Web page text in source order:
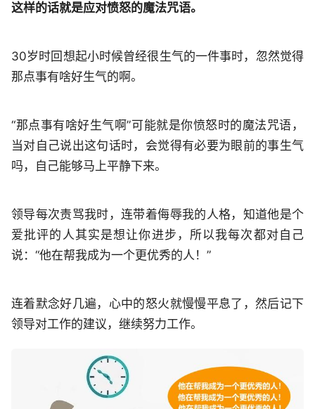
这样的话就是应对愤怒的魔法咒语。
30岁时回想起小时候曾经很生气的一件事时，忽然觉得
那点事有啥好生气的啊。
“那点事有啥好生气啊”可能就是你愤怒时的魔法咒语，
当对自己说出这句话时，会觉得有必要为眼前的事生气
吗，自己能够马上平静下来。
领导每次责骂我时，连带着侮辱我的人格，知道他是个
爱批评的人其实是想让你进步，所以我每次都对自己
说：“他在帮我成为一个更优秀的人！”
连着默念好几遍，心中的怒火就慢慢平息了，然后记下
领导对工作的建议，继续努力工作。